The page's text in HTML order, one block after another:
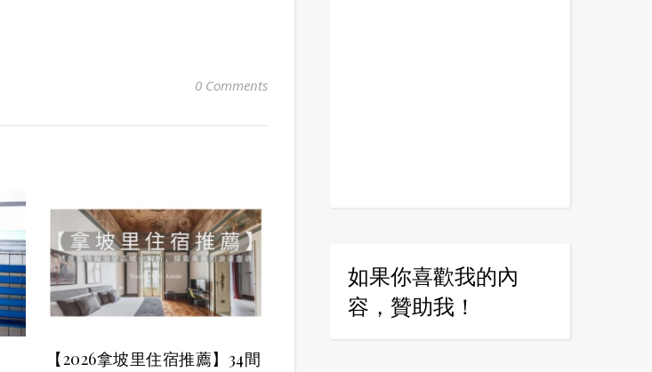
0 Comments
【2026拿坡里住宿推薦】34間
如果你喜歡我的內
容，贊助我！